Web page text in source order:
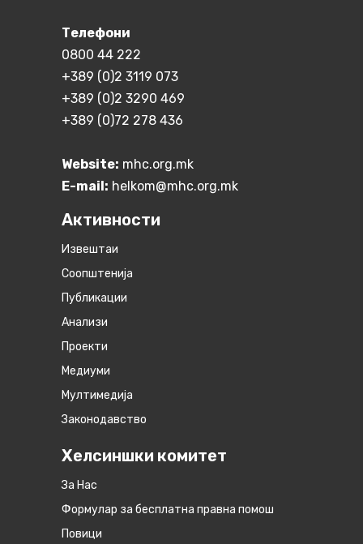
Телефони
0800 44 222
+389 (0)2 3119 073
+389 (0)2 3290 469
+389 (0)72 278 436
Website: mhc.org.mk
E-mail: helkom@mhc.org.mk
Активности
Извештаи
Соопштенија
Публикации
Анализи
Проекти
Медиуми
Мултимедија
Законодавство
Хелсиншки комитет
За Нас
Формулар за бесплатна правна помош
Повици